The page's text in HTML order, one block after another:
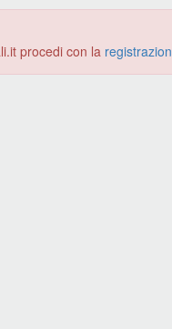
procedi con la